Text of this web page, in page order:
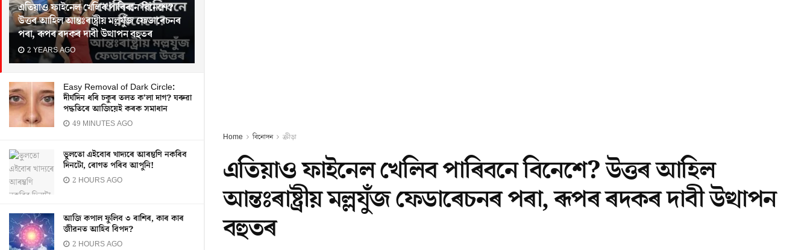
এতিয়াও ফাইনেল খেলিব পাৰিবনে বিনেশে?
উত্তৰ আহিল আন্তঃৰাষ্ট্ৰীয় মল্লযুঁজ ফেডাৰেচনৰ
পৰা, ৰূপৰ ৰদকৰ দাবী উত্থাপন বহুতৰ
2 YEARS AGO
Easy Removal of Dark Circle:
দীৰ্ঘদিন ধৰি চকুৰ তলত ক’লা দাগ? ঘৰুৱা
পদ্ধতিৰে আজিয়েই কৰক সমাধান
49 MINUTES AGO
ভুলতো এইবোৰ খাদ্যৰে আৰম্ভণি নকৰিব
দিনটো, ৰোগত পৰিব আপুনি!
2 HOURS AGO
আজি কপাল ফুলিব ৩ ৰাশিৰ, কাৰ কাৰ
জীৱনত আহিব বিপদ?
2 HOURS AGO
Home বিনোদন ক্ৰীড়া
এতিয়াও ফাইনেল খেলিব পাৰিবনে বিনেশে? উত্তৰ আহিল
আন্তঃৰাষ্ট্ৰীয় মল্লযুঁজ ফেডাৰেচনৰ পৰা, ৰূপৰ ৰদকৰ দাবী উত্থাপন
বহুতৰ